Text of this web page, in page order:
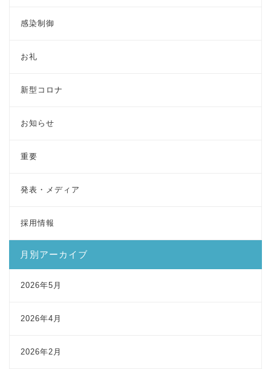
感染制御
お礼
新型コロナ
お知らせ
重要
発表・メディア
採用情報
月別アーカイブ
2026年5月
2026年4月
2026年2月